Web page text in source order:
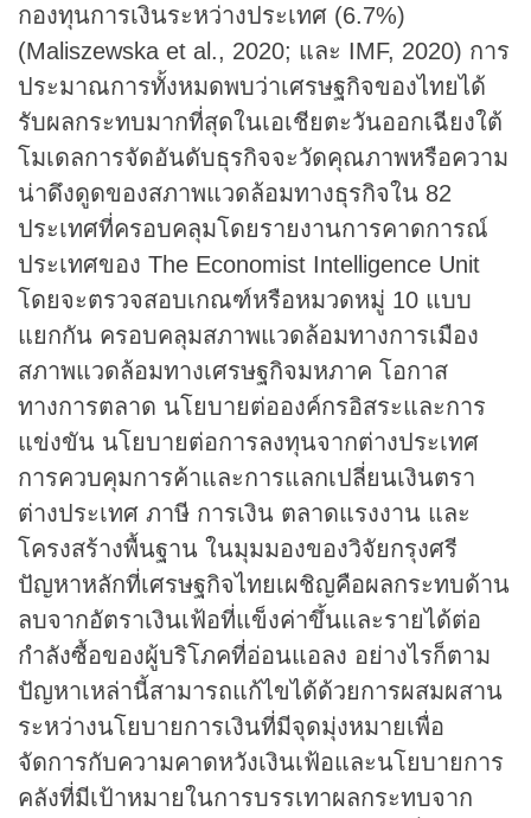
กองทุนการเงินระหว่างประเทศ (6.7%)
(Maliszewska et al., 2020; และ IMF, 2020) การ
ประมาณการทั้งหมดพบว่าเศรษฐกิจของไทยได้
รับผลกระทบมากที่สุดในเอเชียตะวันออกเฉียงใต้
โมเดลการจัดอันดับธุรกิจจะวัดคุณภาพหรือความ
น่าดึงดูดของสภาพแวดล้อมทางธุรกิจใน 82
ประเทศที่ครอบคลุมโดยรายงานการคาดการณ์
ประเทศของ The Economist Intelligence Unit
โดยจะตรวจสอบเกณฑ์หรือหมวดหมู่ 10 แบบ
แยกกัน ครอบคลุมสภาพแวดล้อมทางการเมือง
สภาพแวดล้อมทางเศรษฐกิจมหภาค โอกาส
ทางการตลาด นโยบายต่อองค์กรอิสระและการ
แข่งขัน นโยบายต่อการลงทุนจากต่างประเทศ
การควบคุมการค้าและการแลกเปลี่ยนเงินตรา
ต่างประเทศ ภาษี การเงิน ตลาดแรงงาน และ
โครงสร้างพื้นฐาน ในมุมมองของวิจัยกรุงศรี
ปัญหาหลักที่เศรษฐกิจไทยเผชิญคือผลกระทบด้าน
ลบจากอัตราเงินเฟ้อที่แข็งค่าขึ้นและรายได้ต่อ
กำลังซื้อของผู้บริโภคที่อ่อนแอลง อย่างไรก็ตาม
ปัญหาเหล่านี้สามารถแก้ไขได้ด้วยการผสมผสาน
ระหว่างนโยบายการเงินที่มีจุดมุ่งหมายเพื่อ
จัดการกับความคาดหวังเงินเฟ้อและนโยบายการ
คลังที่มีเป้าหมายในการบรรเทาผลกระทบจาก